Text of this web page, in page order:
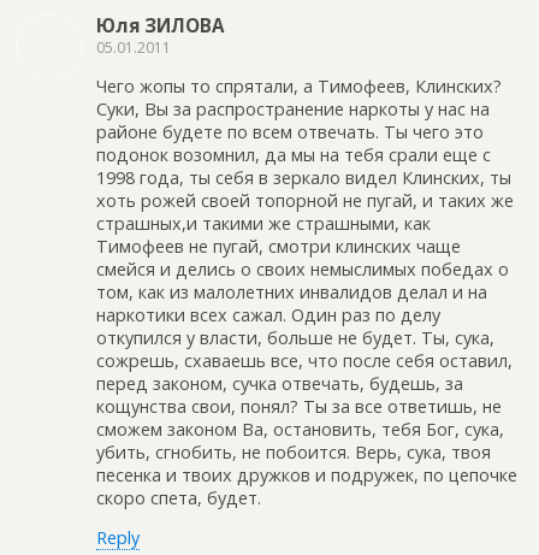
Юля ЗИЛОВА
05.01.2011
Чего жопы то спрятали, а Тимофеев, Клинских?
Суки, Вы за распространение наркоты у нас на
районе будете по всем отвечать. Ты чего это
подонок возомнил, да мы на тебя срали еще с
1998 года, ты себя в зеркало видел Клинских, ты
хоть рожей своей топорной не пугай, и таких же
страшных,и такими же страшными, как
Тимофеев не пугай, смотри клинских чаще
смейся и делись о своих немыслимых победах о
том, как из малолетних инвалидов делал и на
наркотики всех сажал. Один раз по делу
откупился у власти, больше не будет. Ты, сука,
сожрешь, схаваешь все, что после себя оставил,
перед законом, сучка отвечать, будешь, за
кощунства свои, понял? Ты за все ответишь, не
сможем законом Ва, остановить, тебя Бог, сука,
убить, сгнобить, не побоится. Верь, сука, твоя
песенка и твоих дружков и подружек, по цепочке
скоро спета, будет.
Reply